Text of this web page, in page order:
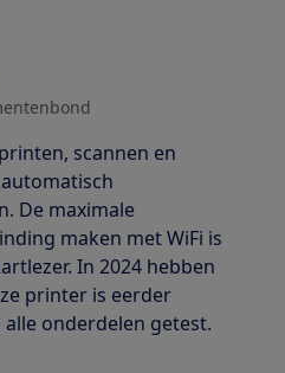
scannen en
De maximale
maken met WiFi is
In 2024 hebben
printer is eerder
onderdelen getest.